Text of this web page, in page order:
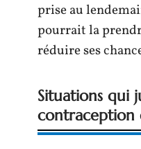
prise au
pourrait la
réduire ses
Situations qui
contraception